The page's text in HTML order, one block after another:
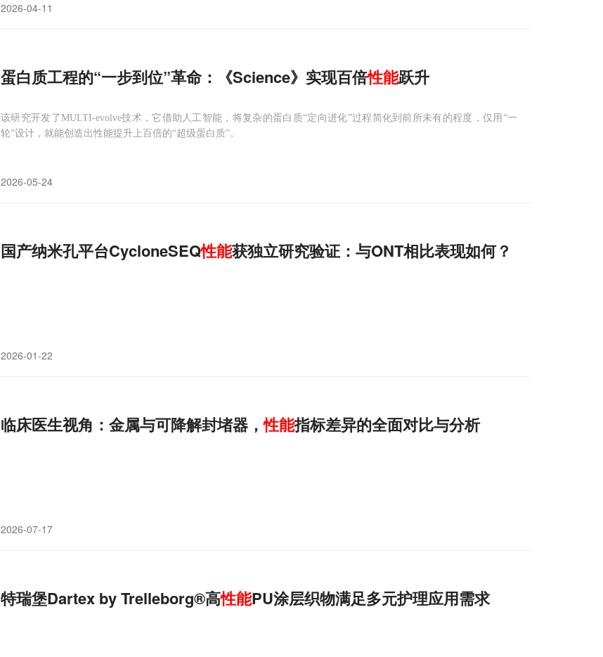
2026-04-11
蛋白质工程的“一步到位”革命：《Science》实现百倍性能跃升
该研究开发了MULTI-evolve技术，它借助人工智能，将复杂的蛋白质“定向进化”过程简化到前所未有的程度，仅用“一
轮”设计，就能创造出性能提升上百倍的“超级蛋白质”。
2026-05-24
国产纳米孔平台CycloneSEQ性能获独立研究验证：与ONT相比表现如何？
2026-01-22
临床医生视角：金属与可降解封堵器，性能指标差异的全面对比与分析
2026-07-17
特瑞堡Dartex by Trelleborg®高性能PU涂层织物满足多元护理应用需求